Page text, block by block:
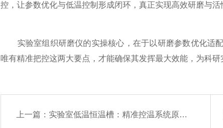
控，让参数优化与低温控制形成闭环，真正实现高效研磨与
实验室组织研磨仪的实操核心，在于以研磨参数优化适配
唯有精准把控这两大要点，才能确保其发挥最大效能，为科
上一篇： 实验室低温恒温槽：精准控温系统原理与性能解析